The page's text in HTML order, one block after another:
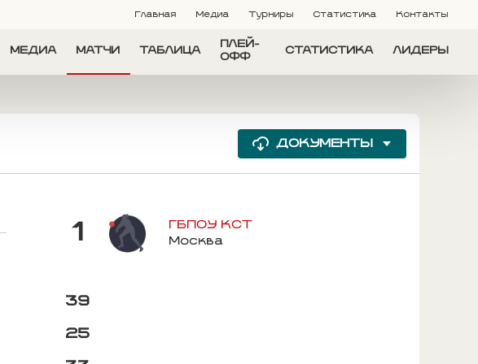
Главная Медиа Турниры Статистика Контакты
МЕДИА МАТЧИ ТАБЛИЦА
ПЛЕЙ-
ОФФ
СТАТИСТИКА ЛИДЕРЫ
ДОКУМЕНТЫ
ГБПОУ КСТ
Москва
1
39
25